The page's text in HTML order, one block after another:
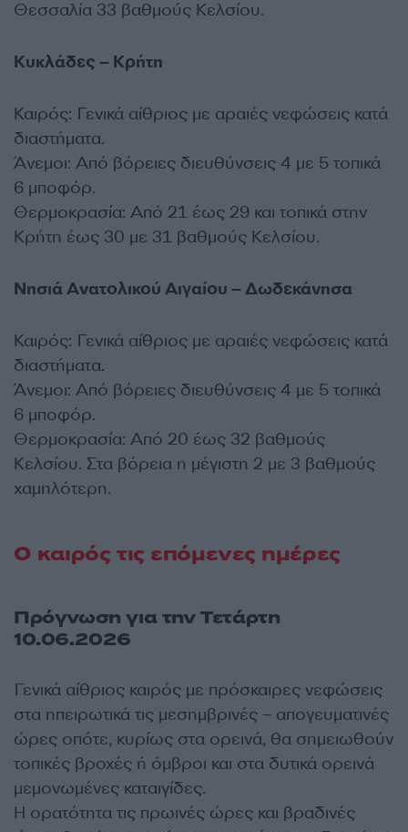
Θεσσαλία 33 βαθμούς Κελσίου.
Κυκλάδες – Κρήτη
Καιρός: Γενικά αίθριος με αραιές νεφώσεις κατά
διαστήματα.
Άνεμοι: Από βόρειες διευθύνσεις 4 με 5 τοπικά
6 μποφόρ.
Θερμοκρασία: Από 21 έως 29 και τοπικά στην
Κρήτη έως 30 με 31 βαθμούς Κελσίου.
Νησιά Ανατολικού Αιγαίου – Δωδεκάνησα
Καιρός: Γενικά αίθριος με αραιές νεφώσεις κατά
διαστήματα.
Άνεμοι: Από βόρειες διευθύνσεις 4 με 5 τοπικά
6 μποφόρ.
Θερμοκρασία: Από 20 έως 32 βαθμούς
Κελσίου. Στα βόρεια η μέγιστη 2 με 3 βαθμούς
χαμηλότερη.
Ο καιρός τις επόμενες ημέρες
Πρόγνωση για την Τετάρτη
10.06.2026
Γενικά αίθριος καιρός με πρόσκαιρες νεφώσεις
στα ηπειρωτικά τις μεσημβρινές – απογευματινές
ώρες οπότε, κυρίως στα ορεινά, θα σημειωθούν
τοπικές βροχές ή όμβροι και στα δυτικά ορεινά
μεμονωμένες καταιγίδες.
Η ορατότητα τις πρωινές ώρες και βραδινές